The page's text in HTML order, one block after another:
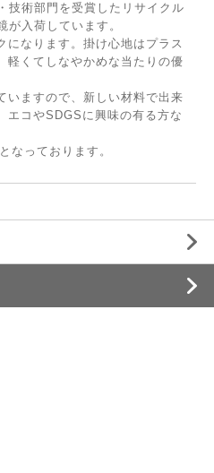
技術部門を受賞したリサイクル
入荷しています。
になります。掛け心地はプラス
軽くてしなやかめな当たりの優
いますので、新しい材料で出来
エコやSDGSに興味の有る方な
なっております。